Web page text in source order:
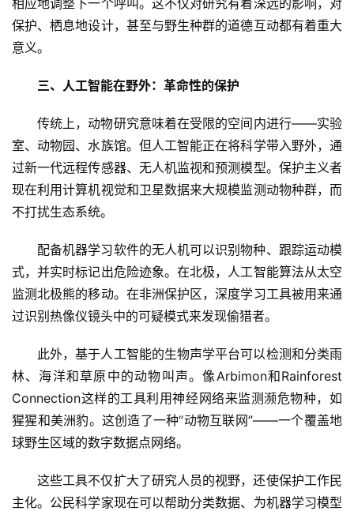
保护、栖息地设计，甚至与野生种群的道德互动都有着重大
意义。
三、人工智能在野外：革命性的保护
传统上，动物研究意味着在受限的空间内进行——实验
室、动物园、水族馆。但人工智能正在将科学带入野外，通
过新一代远程传感器、无人机监视和预测模型。保护主义者
现在利用计算机视觉和卫星数据来大规模监测动物种群，而
不打扰生态系统。
配备机器学习软件的无人机可以识别物种、跟踪运动模
式，并实时标记出危险迹象。在北极，人工智能算法从太空
监测北极熊的移动。在非洲保护区，深度学习工具被用来通
过识别热像仪镜头中的可疑模式来发现偷猎者。
此外，基于人工智能的生物声学平台可以检测和分类雨
林、海洋和草原中的动物叫声。像Arbimon和Rainforest
Connection这样的工具利用神经网络来监测濒危物种，如
猩猩和美洲豹。这创造了一种“动物互联网”——一个覆盖地
球野生区域的数字数据点网络。
这些工具不仅扩大了研究人员的视野，还使保护工作民
主化。公民科学家现在可以帮助分类数据、为机器学习模型